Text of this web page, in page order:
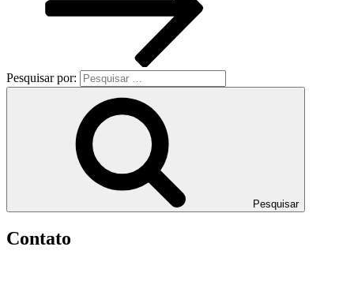
Pesquisar por:
Pesquisar
Contato